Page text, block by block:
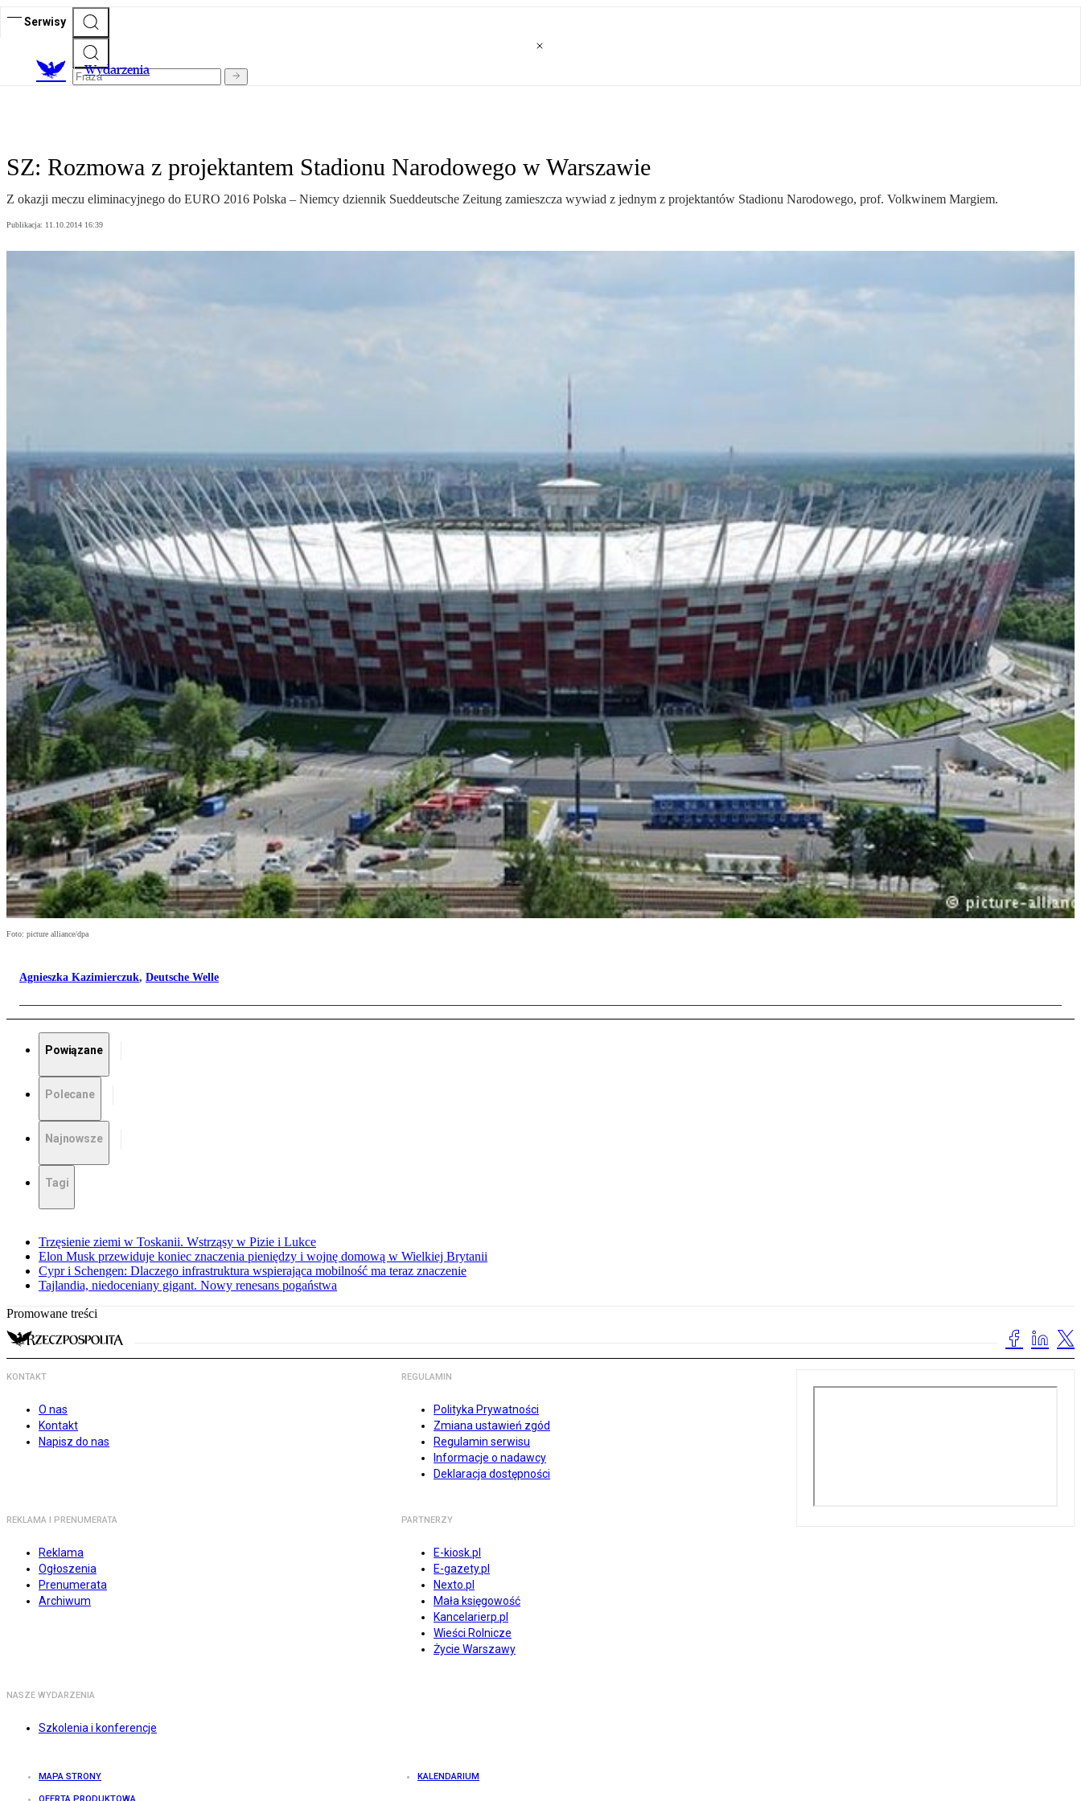
Serwisy
Wydarzenia
SZ: Rozmowa z projektantem Stadionu Narodowego w Warszawie
Z okazji meczu eliminacyjnego do EURO 2016 Polska – Niemcy dziennik Sueddeutsche Zeitung zamieszcza wywiad z jednym z projektantów Stadionu Narodowego, prof. Volkwinem Margiem.
Publikacja: 11.10.2014 16:39
Foto: picture alliance/dpa
Agnieszka Kazimierczuk, Deutsche Welle
Powiązane
Polecane
Najnowsze
Tagi
Trzęsienie ziemi w Toskanii. Wstrząsy w Pizie i Lukce
Elon Musk przewiduje koniec znaczenia pieniędzy i wojnę domową w Wielkiej Brytanii
Cypr i Schengen: Dlaczego infrastruktura wspierająca mobilność ma teraz znaczenie
Tajlandia, niedoceniany gigant. Nowy renesans pogaństwa
Promowane treści
KONTAKT
O nas
Kontakt
Napisz do nas
REGULAMIN
Polityka Prywatności
Zmiana ustawień zgód
Regulamin serwisu
Informacje o nadawcy
Deklaracja dostępności
REKLAMA I PRENUMERATA
Reklama
Ogłoszenia
Prenumerata
Archiwum
PARTNERZY
E-kiosk.pl
E-gazety.pl
Nexto.pl
Mała księgowość
Kancelarierp.pl
Wieści Rolnicze
Życie Warszawy
NASZE WYDARZENIA
Szkolenia i konferencje
MAPA STRONY KALENDARIUM